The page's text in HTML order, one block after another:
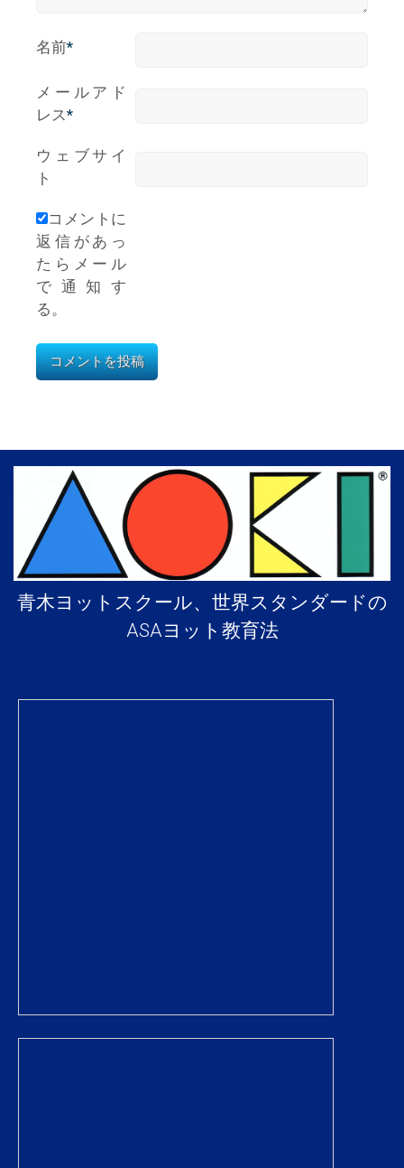
名前*
メールアド
レス*
ウェブサイ
ト
コメントに
返信があっ
たらメール
で通知す
る。
青木ヨットスクール、世界スタンダードの
ASAヨット教育法